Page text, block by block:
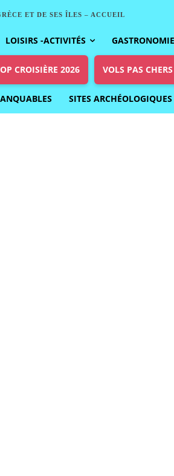
ET DE SES ÎLES – ACCUEIL
LOISIRS -ACTIVITÉS
CROISIÈRE 2026 VOLS PAS CHERS
SITES ARCHÉOLOGIQUES